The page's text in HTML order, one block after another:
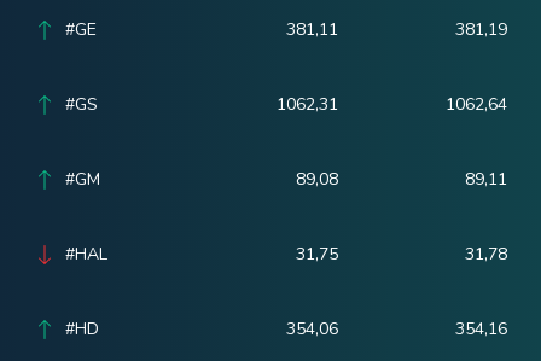
#GE 381,11 381,19
#GS 1062,31 1062,64
#GM 89,08 89,11
#HAL 31,75 31,78
#HD 354,06 354,16